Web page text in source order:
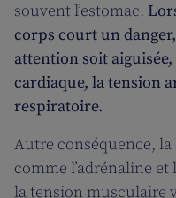
souvent l’estomac.
corps court un
attention soit
cardiaque, la tension
respiratoire.
Autre conséquence,
comme l’adrénaline
la tension musculaire